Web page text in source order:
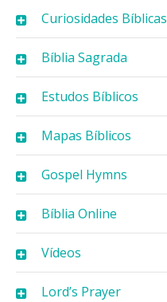
Curiosidades Bíblicas
Bíblia Sagrada
Estudos Bíblicos
Mapas Bíblicos
Gospel Hymns
Bíblia Online
Vídeos
Lord’s Prayer